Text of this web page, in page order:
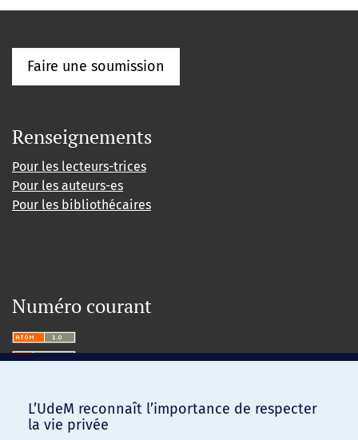
Faire une soumission
Renseignements
Pour les lecteurs-trices
Pour les auteurs-es
Pour les bibliothécaires
Numéro courant
L’UdeM reconnaît l’importance de respecter
la vie privée